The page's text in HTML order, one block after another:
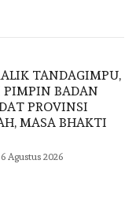
TANDAGIMPU,
PIMPIN BADAN
PROVINSI
MASA BHAKTI
6 Agustus 2026